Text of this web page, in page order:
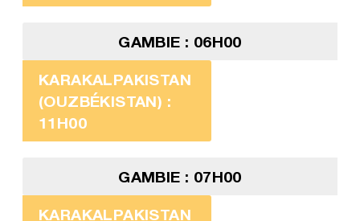
GAMBIE : 06H00
KARAKALPAKISTAN
(OUZBÉKISTAN) :
11H00
GAMBIE : 07H00
KARAKALPAKISTAN